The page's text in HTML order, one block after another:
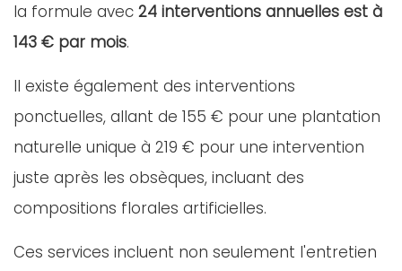
la formule avec 24 interventions annuelles est à
143 € par mois.
Il existe également des interventions
ponctuelles, allant de 155 € pour une plantation
naturelle unique à 219 € pour une intervention
juste après les obsèques, incluant des
compositions florales artificielles.
Ces services incluent non seulement l'entretien